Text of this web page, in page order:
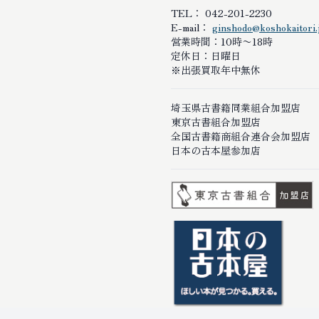
TEL： 042-201-2230
E-mail：
営業時間：10時〜18時
定休日：日曜日
※出張買取年中無休
埼玉県古書籍同業組合加盟店
東京古書組合加盟店
全国古書籍商組合連合会加盟店
日本の古本屋参加店